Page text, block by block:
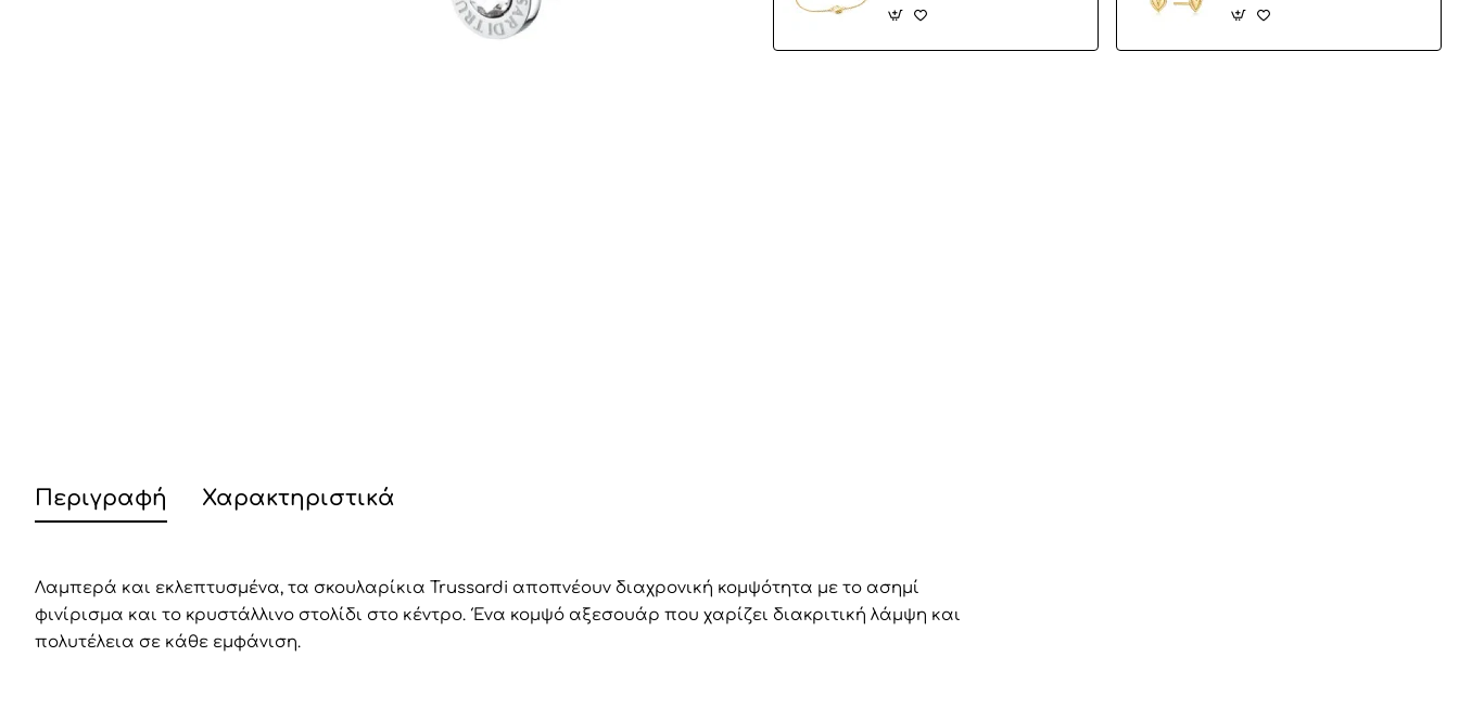
Περιγραφή Χαρακτηριστικά
Λαμπερά και εκλεπτυσμένα, τα σκουλαρίκια Trussardi αποπνέουν διαχρονική κομψότητα με το ασημί
φινίρισμα και το κρυστάλλινο στολίδι στο κέντρο. Ένα κομψό αξεσουάρ που χαρίζει διακριτική λάμψη και
πολυτέλεια σε κάθε εμφάνιση.